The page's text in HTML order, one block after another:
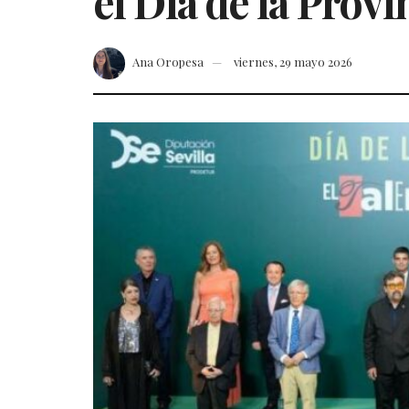
Ana Oropesa viernes, 29 mayo 2026